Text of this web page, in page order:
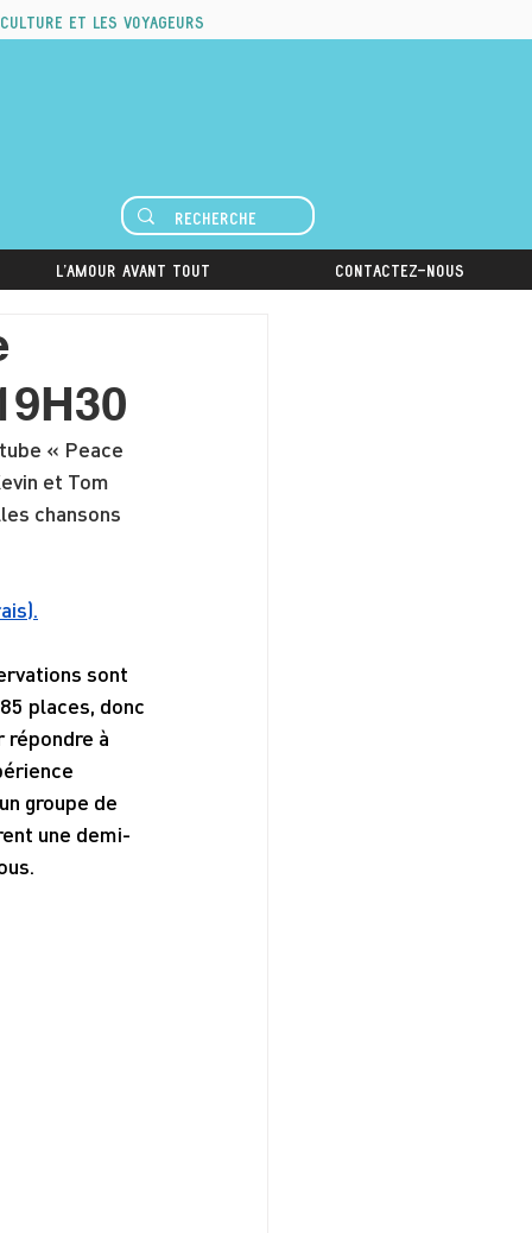
culture et les voyageurs
L'amour avant tout Contactez-nous
« Peace
et Tom
chansons
sont
places, donc
répondre à
groupe de
une demi-